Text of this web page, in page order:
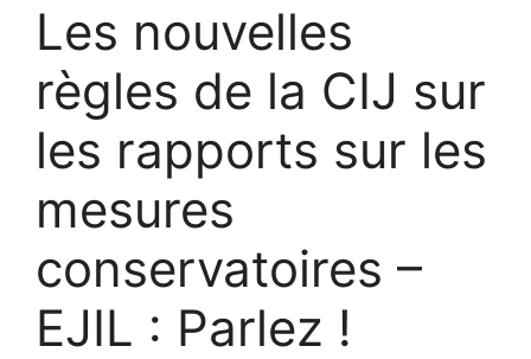
Les nouvelles
règles de la CIJ sur
les rapports sur les
mesures
conservatoires –
EJIL : Parlez !